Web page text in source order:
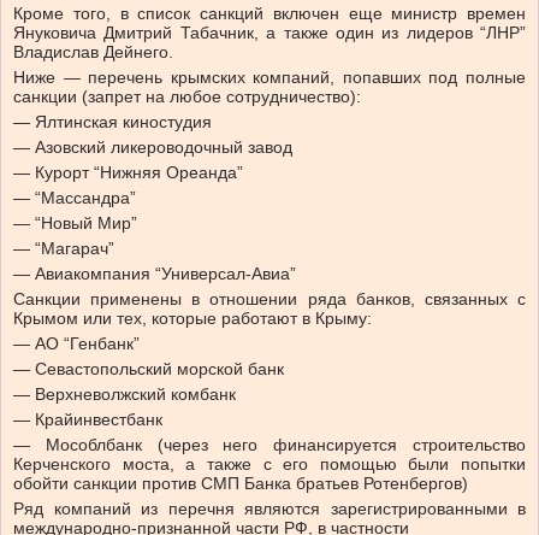
Кроме того, в список санкций включен еще министр времен
Януковича Дмитрий Табачник, а также один из лидеров “ЛНР”
Владислав Дейнего.
Ниже — перечень крымских компаний, попавших под полные
санкции (запрет на любое сотрудничество):
— Ялтинская киностудия
— Азовский ликероводочный завод
— Курорт “Нижняя Ореанда”
— “Массандра”
— “Новый Мир”
— “Магарач”
— Авиакомпания “Универсал-Авиа”
Санкции применены в отношении ряда банков, связанных с
Крымом или тех, которые работают в Крыму:
— АО “Генбанк”
— Севастопольский морской банк
— Верхневолжский комбанк
— Крайинвестбанк
— Мособлбанк (через него финансируется строительство
Керченского моста, а также с его помощью были попытки
обойти санкции против СМП Банка братьев Ротенбергов)
Ряд компаний из перечня являются зарегистрированными в
международно-признанной части РФ, в частности